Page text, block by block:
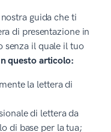
guida che ti
di presentazione in
senza il quale il tuo
questo articolo:
la lettera di
di lettera da
di base per la tua;